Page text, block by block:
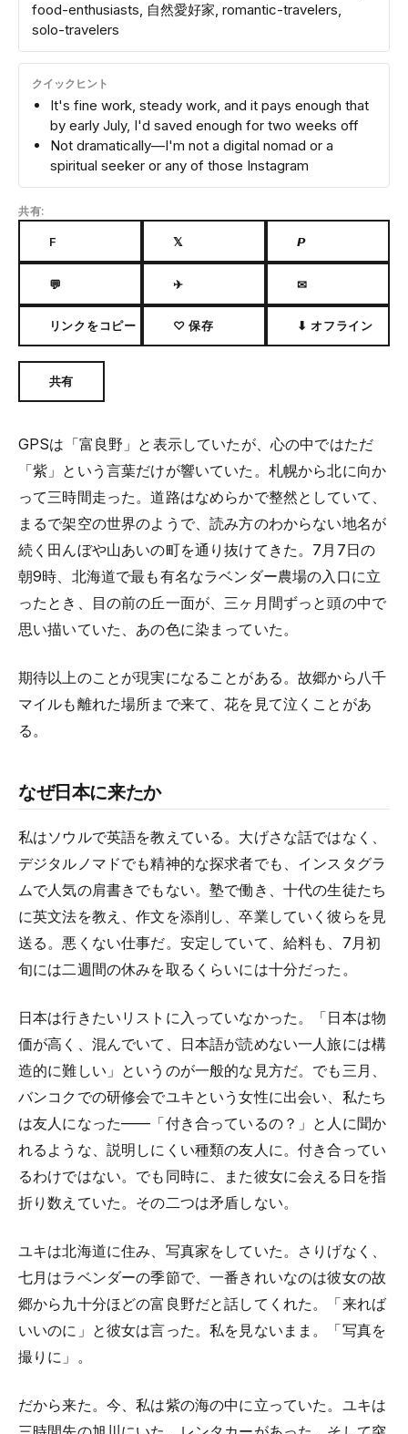
food-enthusiasts, 自然愛好家, romantic-travelers,
solo-travelers
クイックヒント
It's fine work, steady work, and it pays enough that
by early July, I'd saved enough for two weeks off
Not dramatically—I'm not a digital nomad or a
spiritual seeker or any of those Instagram
共有:
F 𝕏 𝙋
💬 ✈ ✉
リンクをコピー ♡ 保存 ⬇ オフライン
共有
GPSは「富良野」と表示していたが、心の中ではただ
「紫」という言葉だけが響いていた。札幌から北に向か
って三時間走った。道路はなめらかで整然としていて、
まるで架空の世界のようで、読み方のわからない地名が
続く田んぼや山あいの町を通り抜けてきた。7月7日の
朝9時、北海道で最も有名なラベンダー農場の入口に立
ったとき、目の前の丘一面が、三ヶ月間ずっと頭の中で
思い描いていた、あの色に染まっていた。
期待以上のことが現実になることがある。故郷から八千
マイルも離れた場所まで来て、花を見て泣くことがあ
る。
なぜ日本に来たか
私はソウルで英語を教えている。大げさな話ではなく、
デジタルノマドでも精神的な探求者でも、インスタグラ
ムで人気の肩書きでもない。塾で働き、十代の生徒たち
に英文法を教え、作文を添削し、卒業していく彼らを見
送る。悪くない仕事だ。安定していて、給料も、7月初
旬には二週間の休みを取るくらいには十分だった。
日本は行きたいリストに入っていなかった。「日本は物
価が高く、混んでいて、日本語が読めない一人旅には構
造的に難しい」というのが一般的な見方だ。でも三月、
バンコクでの研修会でユキという女性に出会い、私たち
は友人になった——「付き合っているの？」と人に聞か
れるような、説明しにくい種類の友人に。付き合ってい
るわけではない。でも同時に、また彼女に会える日を指
折り数えていた。その二つは矛盾しない。
ユキは北海道に住み、写真家をしていた。さりげなく、
七月はラベンダーの季節で、一番きれいなのは彼女の故
郷から九十分ほどの富良野だと話してくれた。「来れば
いいのに」と彼女は言った。私を見ないまま。「写真を
撮りに」。
だから来た。今、私は紫の海の中に立っていた。ユキは